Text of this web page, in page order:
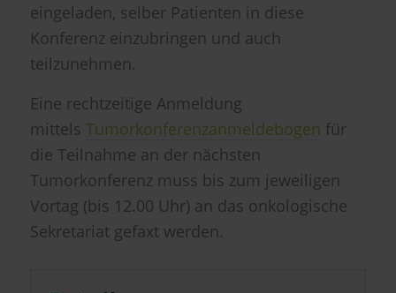
eingeladen, selber Patienten in diese
Konferenz einzubringen und auch
teilzunehmen.
Eine rechtzeitige Anmeldung
mittels Tumorkonferenzanmeldebogen für
die Teilnahme an der nächsten
Tumorkonferenz muss bis zum jeweiligen
Vortag (bis 12.00 Uhr) an das onkologische
Sekretariat gefaxt werden.